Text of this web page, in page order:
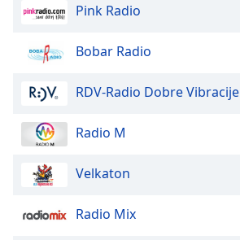
Background
Color
Background
Color
Pink Radio
Bobar Radio
RDV-Radio Dobre Vibracije
Radio M
Velkaton
Radio Mix